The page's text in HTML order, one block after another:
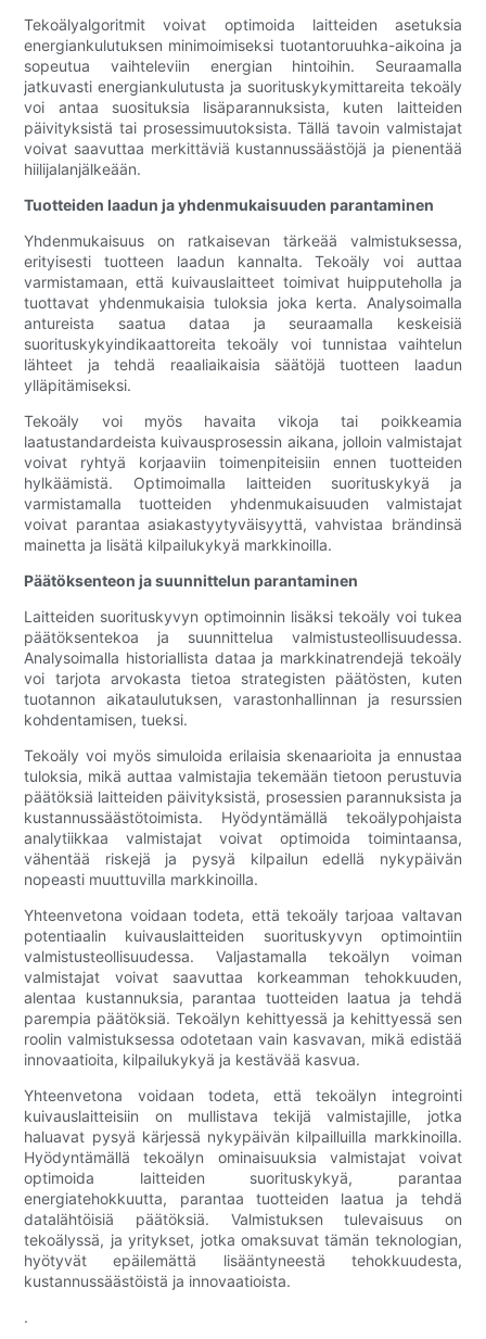
Tekoälyalgoritmit voivat optimoida laitteiden asetuksia
energiankulutuksen minimoimiseksi tuotantoruuhka-aikoina ja
sopeutua vaihteleviin energian hintoihin. Seuraamalla
jatkuvasti energiankulutusta ja suorituskykymittareita tekoäly
voi antaa suosituksia lisäparannuksista, kuten laitteiden
päivityksistä tai prosessimuutoksista. Tällä tavoin valmistajat
voivat saavuttaa merkittäviä kustannussäästöjä ja pienentää
hiilijalanjälkeään.
Tuotteiden laadun ja yhdenmukaisuuden parantaminen
Yhdenmukaisuus on ratkaisevan tärkeää valmistuksessa,
erityisesti tuotteen laadun kannalta. Tekoäly voi auttaa
varmistamaan, että kuivauslaitteet toimivat huipputeholla ja
tuottavat yhdenmukaisia ​​tuloksia joka kerta. Analysoimalla
antureista saatua dataa ja seuraamalla keskeisiä
suorituskykyindikaattoreita tekoäly voi tunnistaa vaihtelun
lähteet ja tehdä reaaliaikaisia ​​säätöjä tuotteen laadun
ylläpitämiseksi.
Tekoäly voi myös havaita vikoja tai poikkeamia
laatustandardeista kuivausprosessin aikana, jolloin valmistajat
voivat ryhtyä korjaaviin toimenpiteisiin ennen tuotteiden
hylkäämistä. Optimoimalla laitteiden suorituskykyä ja
varmistamalla tuotteiden yhdenmukaisuuden valmistajat
voivat parantaa asiakastyytyväisyyttä, vahvistaa brändinsä
mainetta ja lisätä kilpailukykyä markkinoilla.
Päätöksenteon ja suunnittelun parantaminen
Laitteiden suorituskyvyn optimoinnin lisäksi tekoäly voi tukea
päätöksentekoa ja suunnittelua valmistusteollisuudessa.
Analysoimalla historiallista dataa ja markkinatrendejä tekoäly
voi tarjota arvokasta tietoa strategisten päätösten, kuten
tuotannon aikataulutuksen, varastonhallinnan ja resurssien
kohdentamisen, tueksi.
Tekoäly voi myös simuloida erilaisia ​​skenaarioita ja ennustaa
tuloksia, mikä auttaa valmistajia tekemään tietoon perustuvia
päätöksiä laitteiden päivityksistä, prosessien parannuksista ja
kustannussäästötoimista. Hyödyntämällä tekoälypohjaista
analytiikkaa valmistajat voivat optimoida toimintaansa,
vähentää riskejä ja pysyä kilpailun edellä nykypäivän
nopeasti muuttuvilla markkinoilla.
Yhteenvetona voidaan todeta, että tekoäly tarjoaa valtavan
potentiaalin kuivauslaitteiden suorituskyvyn optimointiin
valmistusteollisuudessa. Valjastamalla tekoälyn voiman
valmistajat voivat saavuttaa korkeamman tehokkuuden,
alentaa kustannuksia, parantaa tuotteiden laatua ja tehdä
parempia päätöksiä. Tekoälyn kehittyessä ja kehittyessä sen
roolin valmistuksessa odotetaan vain kasvavan, mikä edistää
innovaatioita, kilpailukykyä ja kestävää kasvua.
Yhteenvetona voidaan todeta, että tekoälyn integrointi
kuivauslaitteisiin on mullistava tekijä valmistajille, jotka
haluavat pysyä kärjessä nykypäivän kilpailluilla markkinoilla.
Hyödyntämällä tekoälyn ominaisuuksia valmistajat voivat
optimoida laitteiden suorituskykyä, parantaa
energiatehokkuutta, parantaa tuotteiden laatua ja tehdä
datalähtöisiä päätöksiä. Valmistuksen tulevaisuus on
tekoälyssä, ja yritykset, jotka omaksuvat tämän teknologian,
hyötyvät epäilemättä lisääntyneestä tehokkuudesta,
kustannussäästöistä ja innovaatioista.
.